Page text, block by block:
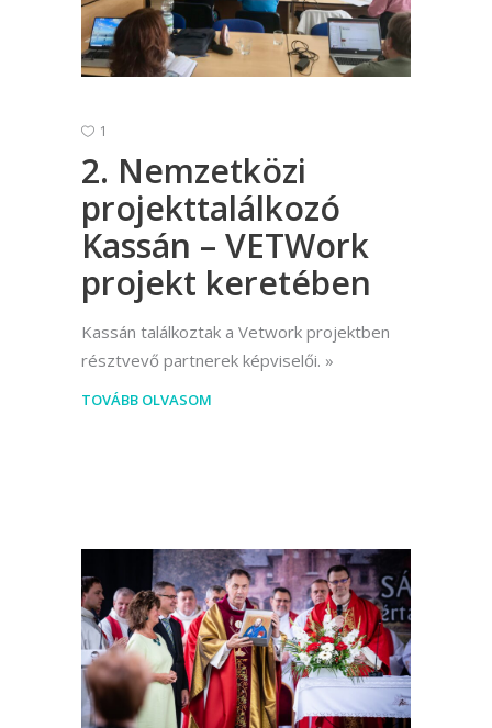
1
2. Nemzetközi
projekttalálkozó
Kassán – VETWork
projekt keretében
Kassán találkoztak a Vetwork projektben
résztvevő partnerek képviselői.
TOVÁBB OLVASOM